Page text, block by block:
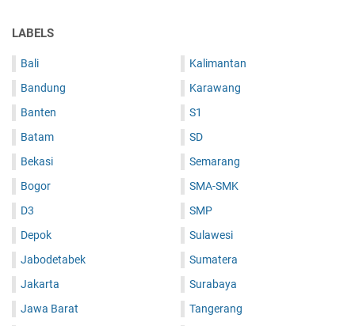
LABELS
Bali
Bandung
Banten
Batam
Bekasi
Bogor
D3
Depok
Jabodetabek
Jakarta
Jawa Barat
Kalimantan
Karawang
S1
SD
Semarang
SMA-SMK
SMP
Sulawesi
Sumatera
Surabaya
Tangerang